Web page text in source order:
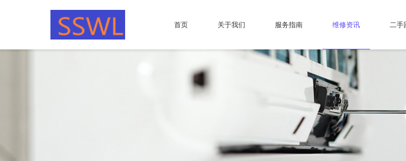
首页 关于我们 服务指南 维修资讯 二手